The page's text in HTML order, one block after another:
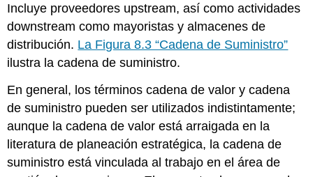
Strategy
Canvas
Competencia
Monopólica
DAFO
Incluye proveedores upstream, así como actividades
downstream como mayoristas y almacenes de
distribución. La Figura 8.3 “Cadena de Suministro”
ilustra la cadena de suministro.
En general, los términos cadena de valor y cadena
de suministro pueden ser utilizados indistintamente;
aunque la cadena de valor está arraigada en la
literatura de planeación estratégica, la cadena de
suministro está vinculada al trabajo en el área de